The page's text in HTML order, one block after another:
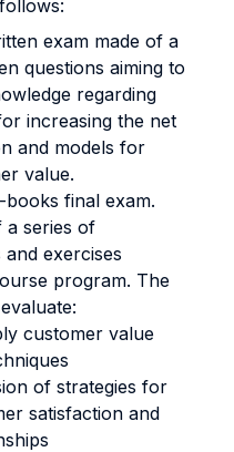
exam made of a
questions aiming to
regarding
increasing the net
and models for
value.
books final exam.
a series of
exercises
program. The
customer value
of strategies for
satisfaction and